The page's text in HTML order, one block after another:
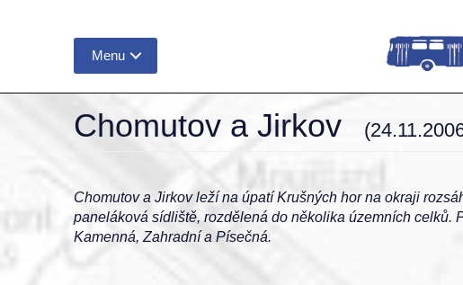
Menu
Chomutov a Jirkov
Chomutov a Jirkov leží na úpatí Krušných hor na okraji
paneláková sídliště, rozdělená do několika územních
Kamenná, Zahradní a Písečná.